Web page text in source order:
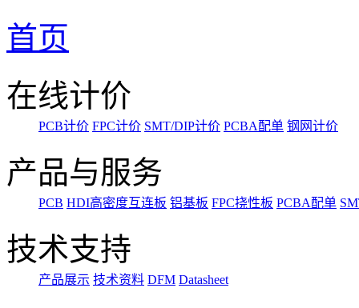
首页
在线计价
PCB计价 FPC计价 SMT/DIP计价 PCBA配单 钢网计价
产品与服务
PCB HDI高密度互连板 铝基板 FPC挠性板 PCBA配单
技术支持
产品展示 技术资料 DFM Datasheet